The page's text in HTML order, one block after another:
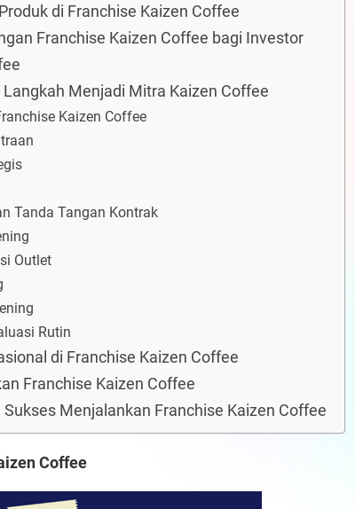
di Franchise Kaizen Coffee
Franchise Kaizen Coffee bagi Investor
Menjadi Mitra Kaizen Coffee
Kaizen Coffee
Tanda Tangan Kontrak
Outlet
Rutin
di Franchise Kaizen Coffee
Franchise Kaizen Coffee
Menjalankan Franchise Kaizen Coffee
Coffee